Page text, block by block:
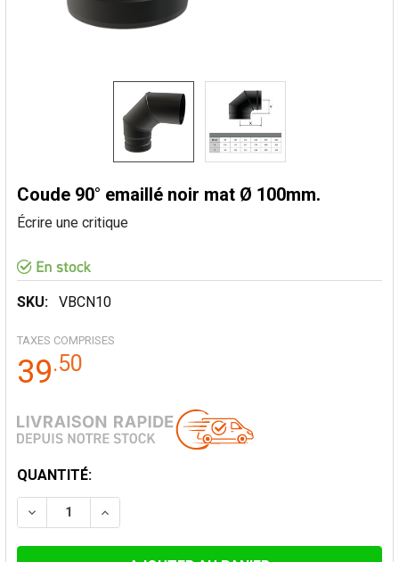
Coude 90° emaillé noir mat Ø 100mm.
Écrire une critique
SKU: VBCN10
TAXES COMPRISES
39.50
STOCK
ACTUEL:
QUANTITÉ:
DIMINUER LA QUANTITÉ DE COUDE 90° EMAILLÉ NOIR
AUGMENTER LA QUANTITÉ DE COUDE 90°